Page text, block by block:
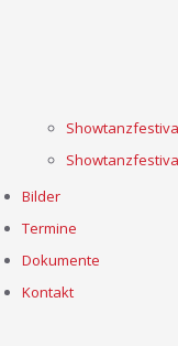
Bilder
Termine
Dokumente
Kontakt